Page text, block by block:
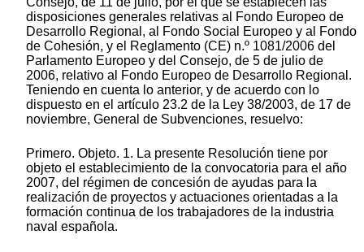
disposiciones generales relativas al Fondo Europeo de
Desarrollo Regional, al Fondo Social Europeo y al Fondo
de Cohesión, y el Reglamento (CE) n.º 1081/2006 del
Parlamento Europeo y del Consejo, de 5 de julio de
2006, relativo al Fondo Europeo de Desarrollo Regional.
Teniendo en cuenta lo anterior, y de acuerdo con lo
dispuesto en el artículo 23.2 de la Ley 38/2003, de 17 de
noviembre, General de Subvenciones, resuelvo:
Primero. Objeto. 1. La presente Resolución tiene por
objeto el establecimiento de la convocatoria para el año
2007, del régimen de concesión de ayudas para la
realización de proyectos y actuaciones orientadas a la
formación continua de los trabajadores de la industria
naval española.